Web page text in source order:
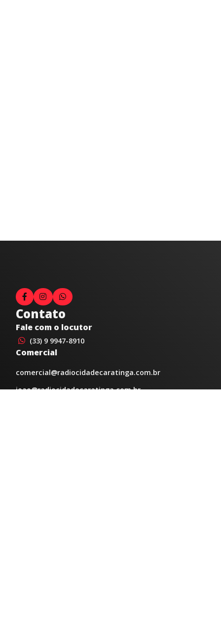
Contato
Fale com o locutor
(33) 9 9947-8910
Comercial
comercial@radiocidadecaratinga.com.br
joao@radiocidadecaratinga.com.br